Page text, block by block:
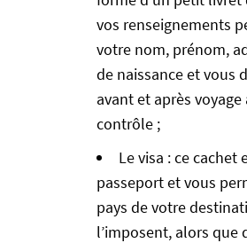
vos renseignements
votre nom, prénom,
de naissance et vous
avant et après voyage
contrôle ;
Le visa : ce cachet
passeport et vous
pays de votre
l’imposent, alors que